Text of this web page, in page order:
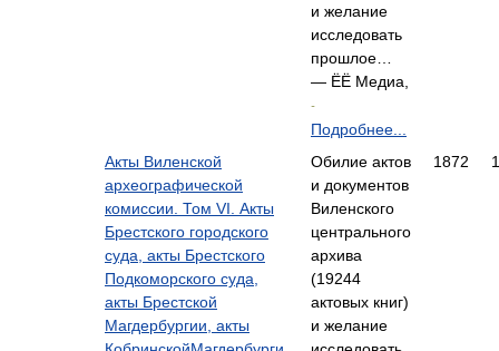
и желание
исследовать
прошлое…
— ЁЁ Медиа,
-
Подробнее...
Акты Виленской
археографической
комиссии. Том VI. Акты
Брестского городского
суда, акты Брестского
Подкоморского суда,
акты Брестской
Магдербургии, акты
Обилие актов
и документов
Виленского
центрального
архива
(19244
актовых книг)
и желание
1872